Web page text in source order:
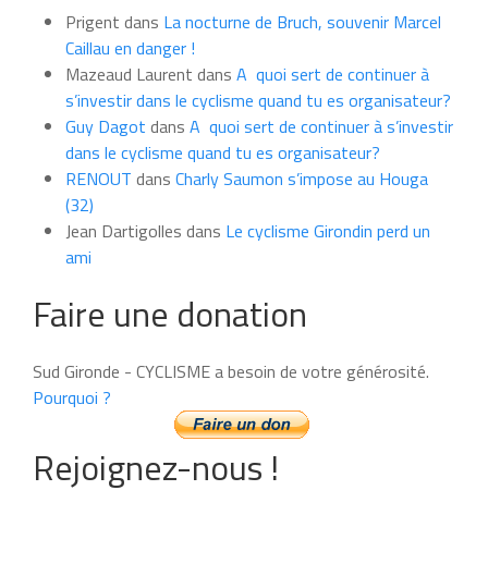
moisPrigent dans La nocturne de Bruch, souvenir Marcel
Caillau en danger !
Mazeaud Laurent dans A quoi sert de continuer à
s’investir dans le cyclisme quand tu es organisateur?
Guy Dagot dans A quoi sert de continuer à s’investir
dans le cyclisme quand tu es organisateur?
RENOUT dans Charly Saumon s’impose au Houga
(32)
Jean Dartigolles dans Le cyclisme Girondin perd un
ami
Faire une donation
Sud Gironde - CYCLISME a besoin de votre générosité.
Pourquoi ?
Rejoignez-nous !